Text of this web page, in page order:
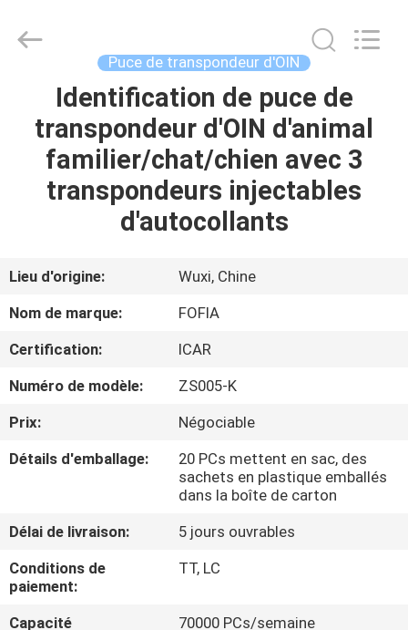
MAISON
PRODUITS
AU
SUJET
NOUS
VISITE
D'USINE
DE
QUALITÉ
Technology
Puce de transpondeur d'OIN
Identification de puce de
transpondeur d'OIN d'animal
familier/chat/chien avec 3
transpondeurs injectables
d'autocollants
Lieu d'origine:
Wuxi, Chine
Nom de marque:
FOFIA
Certification:
ICAR
Numéro de modèle:
ZS005-K
Prix:
Négociable
Détails d'emballage:
20 PCs mettent en sac, des
sachets en plastique emballés
dans la boîte de carton
Délai de livraison:
5 jours ouvrables
Conditions de
paiement:
TT, LC
Capacité
70000 PCs/semaine